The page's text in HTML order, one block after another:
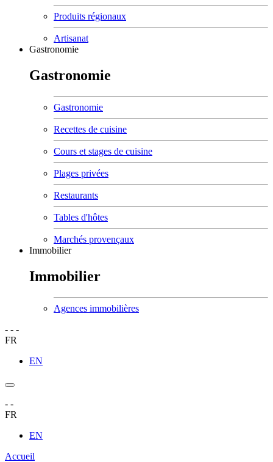
Produits régionaux
Artisanat
Gastronomie
Gastronomie
Gastronomie
Recettes de cuisine
Cours et stages de cuisine
Plages privées
Restaurants
Tables d'hôtes
Marchés provençaux
Immobilier
Immobilier
Agences immobilières
- - -
FR
EN
- -
FR
EN
Accueil